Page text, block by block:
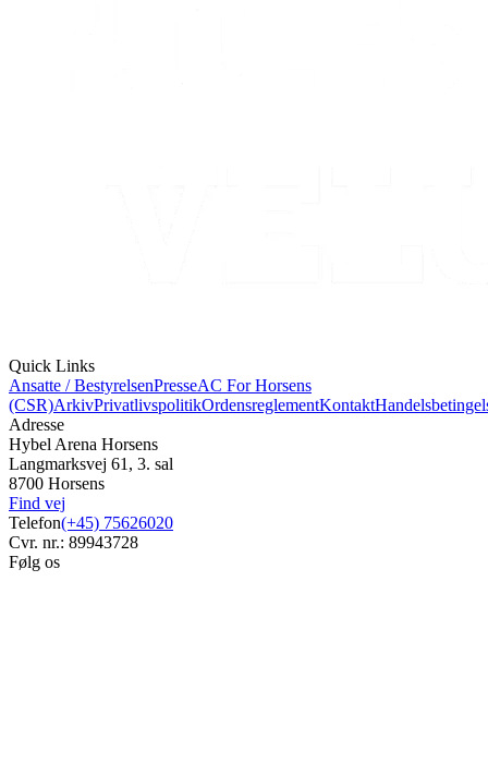
Quick Links
Ansatte / BestyrelsenPresseAC For Horsens
(CSR)ArkivPrivatlivspolitikOrdensreglementKontakt
Adresse
Hybel Arena Horsens
Langmarksvej 61, 3. sal
8700 Horsens
Find vej
Telefon(+45) 75626020
Cvr. nr.: 89943728
Følg os